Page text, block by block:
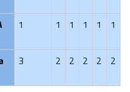
1 1 1 1 1 1
3 2 2 2 2 2